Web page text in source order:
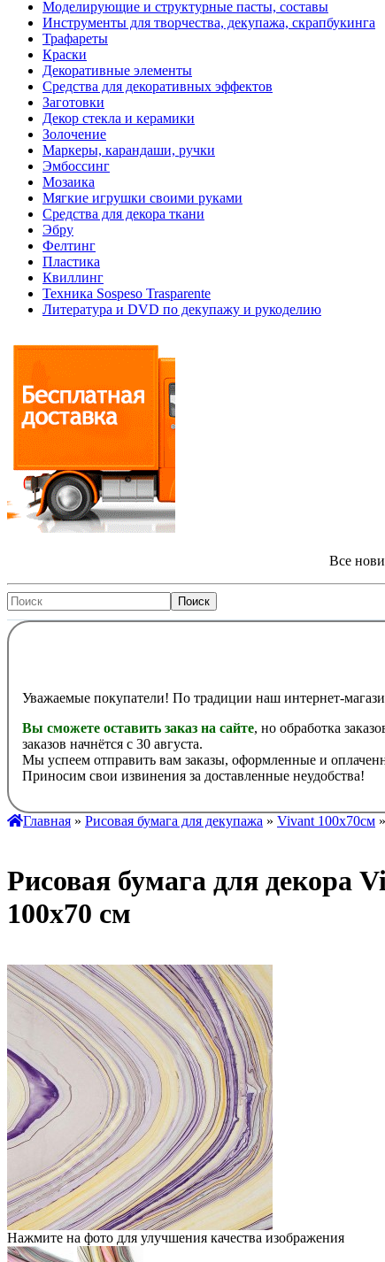
Моделирующие и структурные пасты, составы
Инструменты для творчества, декупажа, скрапбукинга
Трафареты
Краски
Декоративные элементы
Средства для декоративных эффектов
Заготовки
Декор стекла и керамики
Золочение
Маркеры, карандаши, ручки
Эмбоссинг
Мозаика
Мягкие игрушки своими руками
Средства для декора ткани
Эбру
Фелтинг
Пластика
Квиллинг
Техника Sospeso Trasparente
Литература и DVD по декупажу и рукоделию
Все
Уважаемые покупатели! По традиции наш интернет-
Вы сможете оставить заказ на сайте, но обработка
заказов начнётся с 30 августа.
Мы успеем отправить вам заказы, оформленные и
Приносим свои извинения за доставленные неудобства!
Главная » Рисовая бумага для декупажа » Vivant 100х70см
Рисовая бумага для декора
100х70 см
Нажмите на фото для улучшения качества изображения